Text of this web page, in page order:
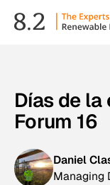
Días de
Forum 16
Daniel
Managing